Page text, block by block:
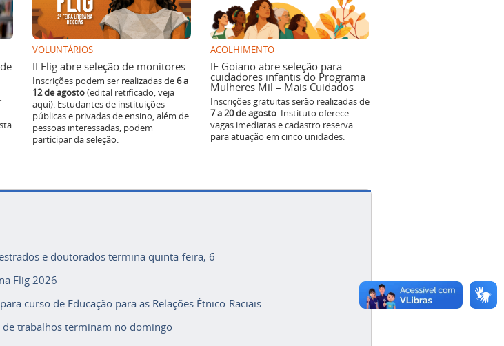
VOLUNTÁRIOS
II Flig abre seleção de monitores
Inscrições podem ser realizadas de6 a
12 de agosto(edital retificado, veja
aqui). Estudantes de instituições
públicas e privadas de ensino, além de
pessoas interessadas, podem
participar da seleção.
ACOLHIMENTO
IF Goiano abre seleção para
cuidadores infantis do Programa
Mulheres Mil – Mais Cuidados
Inscrições gratuitas serão realizadas de
7 a 20 de agosto. Instituto oferece
vagas imediatas e cadastro reserva
para atuação em cinco unidades.
e doutorados termina quinta-feira, 6
Flig 2026
curso de Educação para as Relações Étnico-Raciais
de trabalhos terminam no domingo